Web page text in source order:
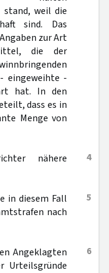
weil die
sind. Das
zur Art
die der
eingeweihte -
hat. In den
dass es in
Menge von
4
nähere
5
in diesem Fall
nach
6
Angeklagten
Urteilsgründe